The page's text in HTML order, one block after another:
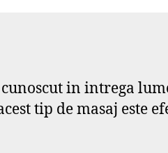
in intrega
tip de masaj este